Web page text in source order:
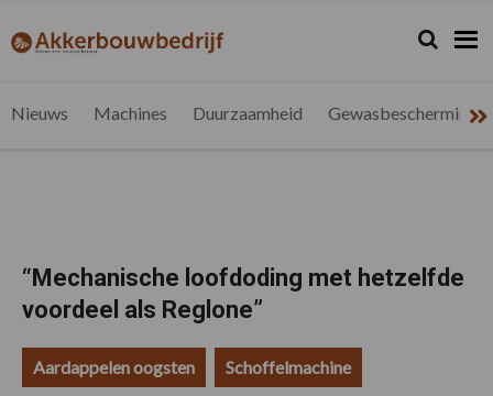
de
de
de
de
akkerbouwbedrijf.be
Nieuws
Zoeken...
Zoek
Nieuws Machines Duurzaamheid Gewasbescherming
“Mechanische loofdoding met hetzelfde
voordeel als Reglone”
Aardappelen oogsten Schoffelmachine